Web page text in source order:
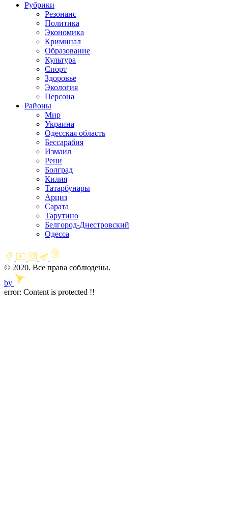
Рубрики
Резонанс
Политика
Экономика
Криминал
Образование
Культура
Спорт
Здоровье
Экология
Персона
Районы
Мир
Украина
Одесская область
Бессарабия
Измаил
Рени
Болград
Килия
Татарбунары
Арциз
Сарата
Тарутино
Белгород-Днестровский
Одесса
© 2020. Все права соблюдены.
by
error: Content is protected !!